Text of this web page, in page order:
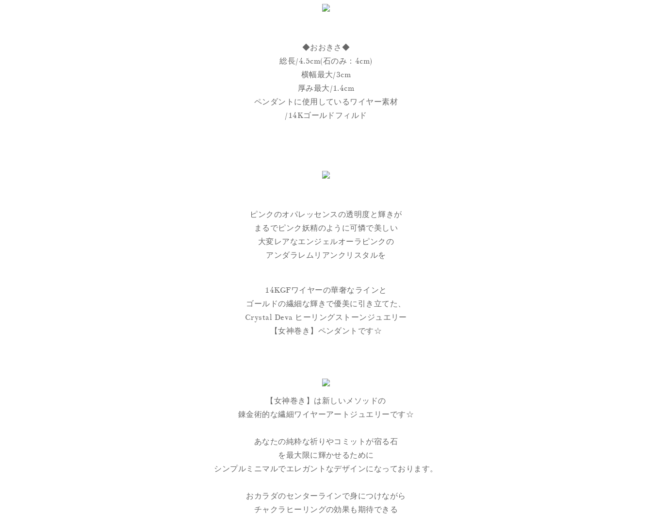
◆おおきさ◆
総長/4.5cm(石のみ：4cm)
横幅最大/3cm
厚み最大/1.4cm
ペンダントに使用しているワイヤー素材
/14Kゴールドフィルド
ピンクのオパレッセンスの透明度と輝きが
まるでピンク妖精のように可憐で美しい
大変レアなエンジェルオーラピンクの
アンダラレムリアンクリスタルを
14KGFワイヤーの華奢なラインと
ゴールドの繊細な輝きで優美に引き立てた、
Crystal Deva ヒーリングストーンジュエリー
【女神巻き】ペンダントです☆
【女神巻き】は新しいメソッドの
錬金術的な繊細ワイヤーアートジュエリーです☆
あなたの純粋な祈りやコミットが宿る石
を最大限に輝かせるために
シンプルミニマルでエレガントなデザインになっております。
おカラダのセンターラインで身につけながら
チャクラヒーリングの効果も期待できる